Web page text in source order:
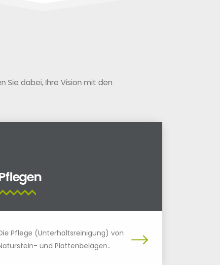
Sie dabei, Ihre Vision mit den
Pflege (Unterhaltsreinigung) von
und Plattenbelägen..